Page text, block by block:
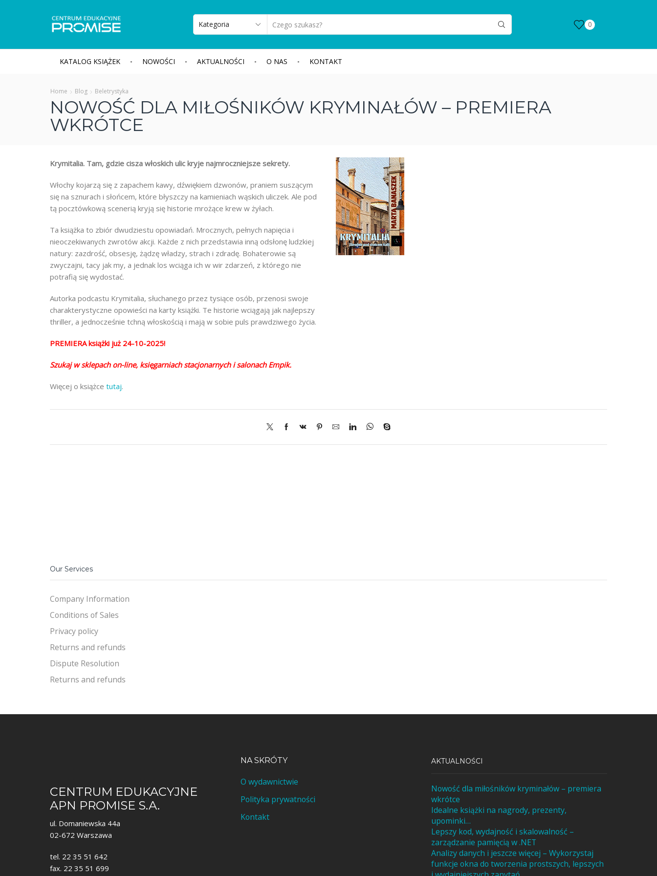
0
KATALOG KSIĄŻEK NOWOŚCI AKTUALNOŚCI O NAS KONTAKT
Home Blog Beletrystyka
NOWOŚĆ DLA MIŁOŚNIKÓW KRYMINAŁÓW – PREMIERA
WKRÓTCE
Krymitalia. Tam, gdzie cisza włoskich ulic kryje najmroczniejsze sekrety.
Włochy kojarzą się z zapachem kawy, dźwiękiem dzwonów, praniem suszącym
się na sznurach i słońcem, które błyszczy na kamieniach wąskich uliczek. Ale pod
tą pocztówkową scenerią kryją się historie mrożące krew w żyłach.
Ta książka to zbiór dwudziestu opowiadań. Mrocznych, pełnych napięcia i
nieoczekiwanych zwrotów akcji. Każde z nich przedstawia inną odsłonę ludzkiej
natury: zazdrość, obsesję, żądzę władzy, strach i zdradę. Bohaterowie są
zwyczajni, tacy jak my, a jednak los wciąga ich w wir zdarzeń, z którego nie
potrafią się wydostać.
Autorka podcastu Krymitalia, słuchanego przez tysiące osób, przenosi swoje
charakterystyczne opowieści na karty książki. Te historie wciągają jak najlepszy
thriller, a jednocześnie tchną włoskością i mają w sobie puls prawdziwego życia.
PREMIERA książki już 24-10-2025!
Szukaj w sklepach on-line, księgarniach stacjonarnych i salonach Empik.
Więcej o książce tutaj.
Our Services
Company Information
Conditions of Sales
Privacy policy
Returns and refunds
Dispute Resolution
Returns and refunds
CENTRUM EDUKACYJNE
APN PROMISE S.A.
ul. Domaniewska 44a
02-672 Warszawa
tel. 22 35 51 642
fax. 22 35 51 699
NA SKRÓTY
O wydawnictwie
Polityka prywatności
Kontakt
AKTUALNOŚCI
Nowość dla miłośników kryminałów – premiera
wkrótce
Idealne książki na nagrody, prezenty,
upominki…
Lepszy kod, wydajność i skalowalność –
zarządzanie pamięcią w .NET
Analizy danych i jeszcze więcej – Wykorzystaj
funkcje okna do tworzenia prostszych, lepszych